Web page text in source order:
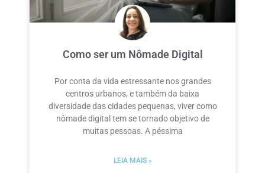
Como ser um Nômade Digital
Por conta da vida estressante nos grandes
centros urbanos, e também da baixa
diversidade das cidades pequenas, viver como
nômade digital tem se tornado objetivo de
muitas pessoas. A péssima
LEIA MAIS »